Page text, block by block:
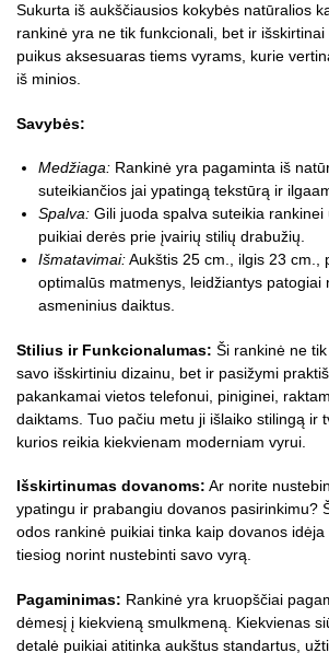
Sukurta iš aukščiausios kokybės natūralios
rankinė yra ne tik funkcionali, bet ir išskirtinai
puikus aksesuaras tiems vyrams, kurie
iš minios.
Savybės:
Medžiaga: Rankinė yra pagaminta iš
suteikiančios jai ypatingą tekstūrą ir
Spalva: Gili juoda spalva suteikia
puikiai derės prie įvairių stilių drabužių.
Išmatavimai:Aukštis 25 cm., ilgis 23 cm.,
optimalūs matmenys, leidžiantys patogiai
asmeninius daiktus.
Stilius ir Funkcionalumas: Ši rankinė ne
savo išskirtiniu dizainu, bet ir pasižymi
pakankamai vietos telefonui, piniginei,
daiktams. Tuo pačiu metu ji išlaiko stilingą ir
kurios reikia kiekvienam moderniam vyrui.
Išskirtinumas dovanoms: Ar norite
ypatingu ir prabangiu dovanos pasirinkimu?
odos rankinė puikiai tinka kaip dovanos
tiesiog norint nustebinti savo vyrą.
Pagaminimas: Rankinė yra kruopščiai
dėmesį į kiekvieną smulkmeną. Kiekvienas
detalė puikiai atitinka aukštus standartus,